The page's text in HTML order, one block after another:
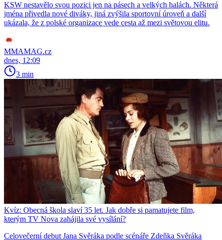
KSW nestavělo svou pozici jen na pásech a velkých halách. Některá
jména přivedla nové diváky, jiná zvýšila sportovní úroveň a další
ukázala, že z polské organizace vede cesta až mezi světovou elitu.
MMAMAG.cz
dnes, 12:09
3 min
Kvíz: Obecná škola slaví 35 let. Jak dobře si pamatujete film,
kterým TV Nova zahájila své vysílání?
Celovečerní debut Jana Svěráka podle scénáře Zdeňka Svěráka